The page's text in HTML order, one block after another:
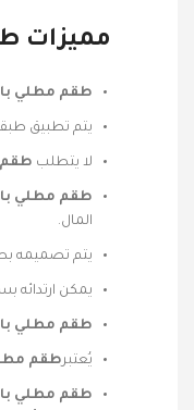
مميزات
طقم مطلي
يتم تطبيق
لا يتطلب طقم
طقم مطلي
المال.
يتم تصميمه
يمكن ارتدائه
طقم مطلي
يُعتبرطقم
طقم مطلي